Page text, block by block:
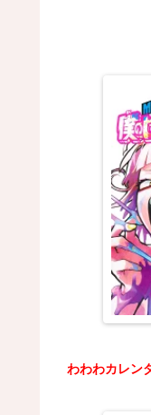
わわわカレン